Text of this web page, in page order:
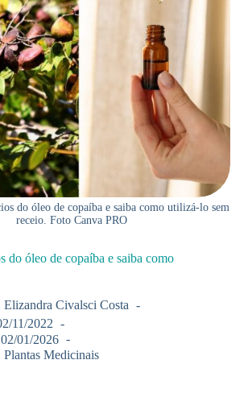
do óleo de copaíba e saiba como utilizá-lo sem
receio. Foto Canva PRO
do óleo de copaíba e saiba como
Elizandra Civalsci Costa
11/2022
02/01/2026
Plantas Medicinais